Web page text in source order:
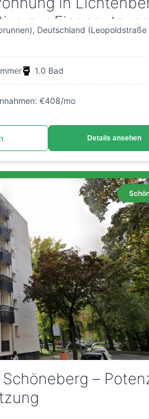
zurDeutschland
1.0 Bad
€408/mo
Details ansehen
–